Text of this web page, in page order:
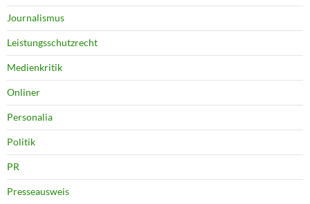
Journalismus
Leistungsschutzrecht
Medienkritik
Onliner
Personalia
Politik
PR
Presseausweis